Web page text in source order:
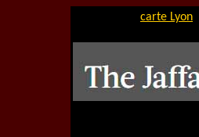
carte Lyon